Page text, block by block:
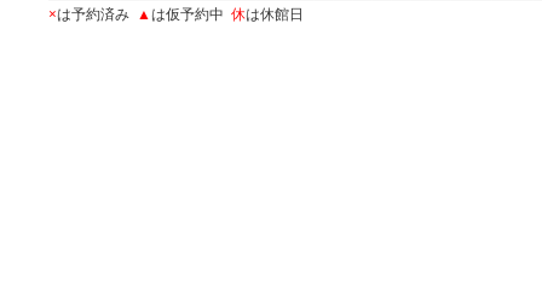
×は予約済み ▲は仮予約中 休は休館日